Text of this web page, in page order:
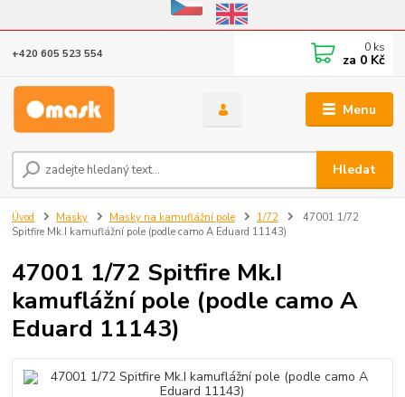
Eshop v provozu do 31.10.2026
Menu
Hledat
+420 605 523 554 0 ks
za 0 Kč
Úvod Masky Masky na kamuflážní pole 1/72
47001 1/72
Spitfire Mk.I kamuflážní pole (podle camo A Eduard 11143)
47001 1/72 Spitfire Mk.I
kamuflážní pole (podle camo A
Eduard 11143)